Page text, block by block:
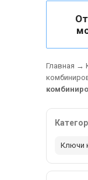
Главная →
Ключи